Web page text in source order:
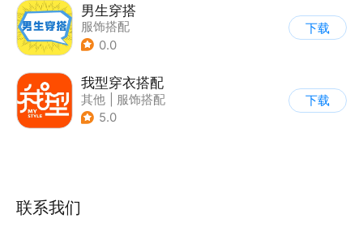
男生穿搭
服饰搭配
0.0
下载
我型穿衣搭配
其他
服饰搭配
5.0
下载
联系我们